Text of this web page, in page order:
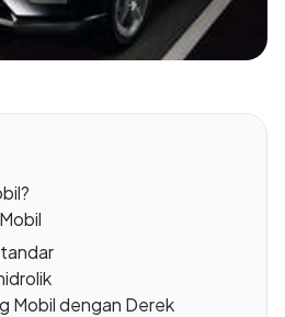
Mobil dengan Derek